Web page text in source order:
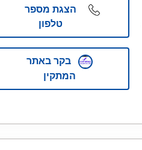
הצגת מספר
טלפון
בקר באתר
המתקין